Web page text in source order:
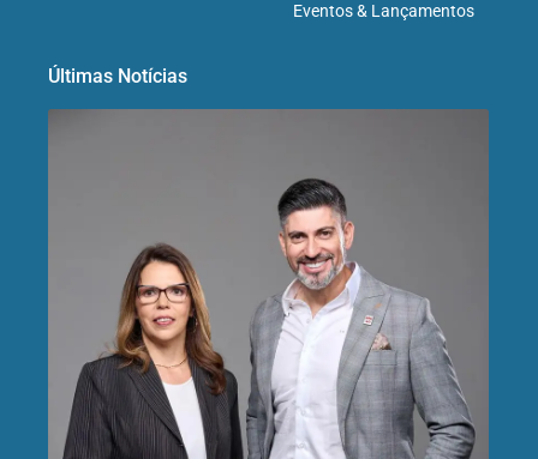
Eventos & Lançamentos
Últimas Notícias